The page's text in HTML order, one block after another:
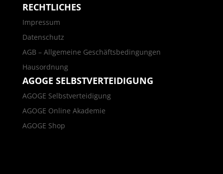
RECHTLICHES
Impressum
Datenschutz
AGB – Allgemeine Geschäftsbedingungen
Hausordnung
AGOGE SELBSTVERTEIDIGUNG
AGOGE Selbstverteidigung
AGOGE Online Akademie
AGOGE Shop